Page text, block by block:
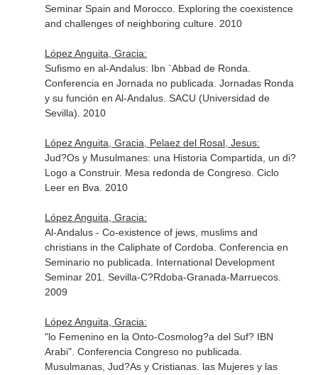
Seminar Spain and Morocco. Exploring the coexistence
and challenges of neighboring culture. 2010
López Anguita, Gracia:
Sufismo en al-Andalus: Ibn `Abbad de Ronda.
Conferencia en Jornada no publicada. Jornadas Ronda
y su función en Al-Andalus. SACU (Universidad de
Sevilla). 2010
López Anguita, Gracia, Pelaez del Rosal, Jesus:
Jud?Os y Musulmanes: una Historia Compartida, un di?
Logo a Construir. Mesa redonda de Congreso. Ciclo
Leer en Bva. 2010
López Anguita, Gracia:
Al-Andalus - Co-existence of jews, muslims and
christians in the Caliphate of Cordoba. Conferencia en
Seminario no publicada. International Development
Seminar 201. Sevilla-C?Rdoba-Granada-Marruecos.
2009
López Anguita, Gracia:
"lo Femenino en la Onto-Cosmolog?a del Suf? IBN
Arabi". Conferencia Congreso no publicada.
Musulmanas, Jud?As y Cristianas. las Mujeres y las